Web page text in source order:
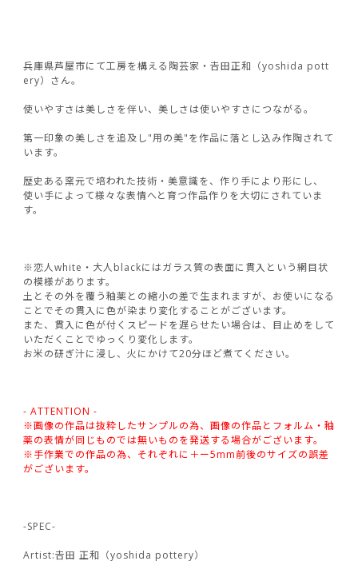
兵庫県芦屋市にて工房を構える陶芸家・𠮷田正和（yoshida pott
ery）さん。
使いやすさは美しさを伴い、美しさは使いやすさにつながる。
第一印象の美しさを追及し"用の美"を作品に落とし込み作陶されて
います。
歴史ある窯元で培われた技術・美意識を、作り手により形にし、
使い手によって様々な表情へと育つ作品作りを大切にされていま
す。
※恋人white・大人blackにはガラス質の表面に貫入という網目状
の模様があります。
土とその外を覆う釉薬との縮小の差で生まれますが、お使いになる
ことでその貫入に色が染まり変化することがございます。
また、貫入に色が付くスピードを遅らせたい場合は、目止めをして
いただくことでゆっくり変化します。
お米の研ぎ汁に浸し、火にかけて20分ほど煮てください。
- ATTENTION -
※画像の作品は抜粋したサンプルの為、画像の作品とフォルム・釉
薬の表情が同じものでは無いものを発送する場合がございます。
※手作業での作品の為、それぞれに＋ー5mm前後のサイズの誤差
がございます。
-SPEC-
Artist:𠮷田 正和（yoshida pottery）